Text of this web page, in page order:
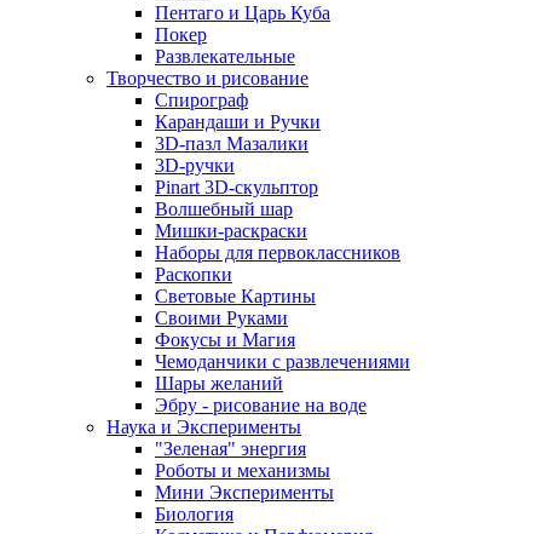
Пентаго и Царь Куба
Покер
Развлекательные
Творчество и рисование
Спирограф
Карандаши и Ручки
3D-пазл Мазалики
3D-ручки
Pinart 3D-скульптор
Волшебный шар
Мишки-раскраски
Наборы для первоклассников
Раскопки
Световые Картины
Своими Руками
Фокусы и Магия
Чемоданчики с развлечениями
Шары желаний
Эбру - рисование на воде
Наука и Эксперименты
"Зеленая" энергия
Роботы и механизмы
Мини Эксперименты
Биология